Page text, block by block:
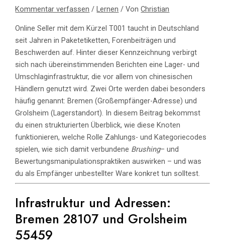
Kommentar verfassen / Lernen / VonChristian
Online Seller mit dem Kürzel T001 taucht in Deutschland
seit Jahren in Paketetiketten, Forenbeiträgen und
Beschwerden auf. Hinter dieser Kennzeichnung verbirgt
sich nach übereinstimmenden Berichten eine Lager- und
Umschlaginfrastruktur, die vor allem von chinesischen
Händlern genutzt wird. Zwei Orte werden dabei besonders
häufig genannt: Bremen (Großempfänger-Adresse) und
Grolsheim (Lagerstandort). In diesem Beitrag bekommst
du einen strukturierten Überblick, wie diese Knoten
funktionieren, welche Rolle Zahlungs- und Kategoriecodes
spielen, wie sich damit verbundene Brushing– und
Bewertungsmanipulationspraktiken auswirken – und was
du als Empfänger unbestellter Ware konkret tun solltest.
Infrastruktur und Adressen:
Bremen 28107 und Grolsheim
55459